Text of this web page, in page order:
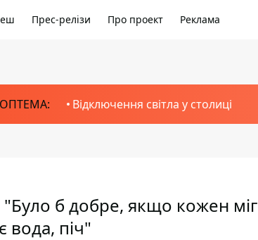
Прес-релізи Про проект Реклама
Відключення світла у столиці
б добре, якщо кожен міг
вода, піч"